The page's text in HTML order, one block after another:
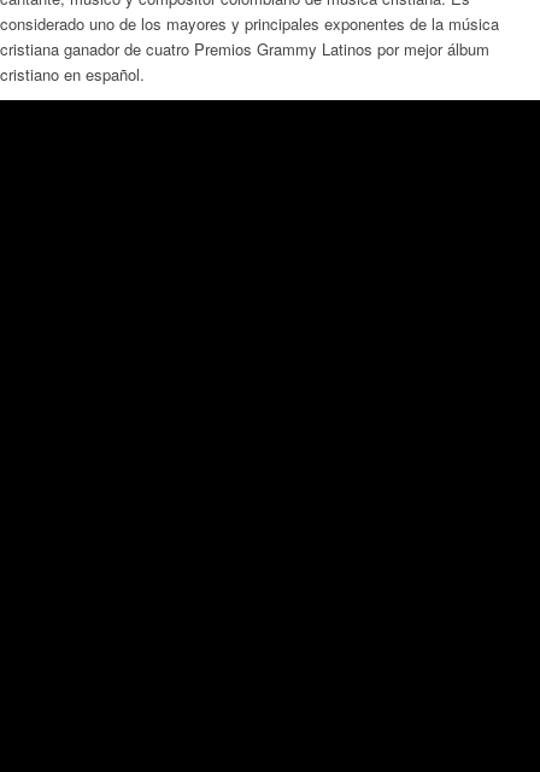
considerado uno de los mayores y principales exponentes de la música
cristiana​ ganador de cuatro Premios Grammy Latinos por mejor álbum
cristiano en español.